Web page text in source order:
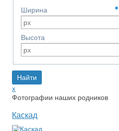
Ширина
Высота
x
Фотографии наших родников
Каскад